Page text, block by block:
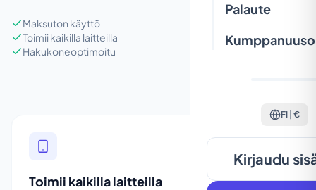
Palaute
FI | €
Kirjaudu
Maksuton käyttö
Toimii kaikilla laitteilla
Hakukoneoptimoitu
Toimii kaikilla laitteilla